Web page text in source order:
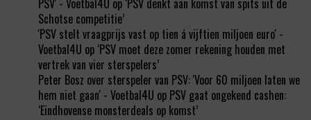
PSV' - Voetbal4U op ‘PSV denkt aan komst van spits uit de
Schotse competitie’
'PSV stelt vraagprijs vast op tien á vijftien miljoen euro' -
Voetbal4U op ‘PSV moet deze zomer rekening houden met
vertrek van vier sterspelers’
Peter Bosz over sterspeler van PSV: 'Voor 60 miljoen laten we
hem niet gaan' - Voetbal4U op PSV gaat ongekend cashen:
‘Eindhovense monsterdeals op komst’